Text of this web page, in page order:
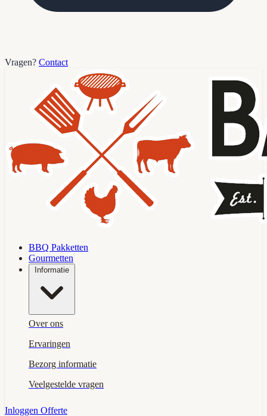
Vragen? Contact
BBQ Pakketten
Gourmetten
Informatie
Over ons
Ervaringen
Bezorg informatie
Veelgestelde vragen
Inloggen Offerte